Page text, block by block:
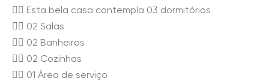
👉🏻 Esta bela casa contempla 03 dormitórios
👉🏻 02 Salas
👉🏻 02 Banheiros
👉🏻 02 Cozinhas
👉🏻 01 Área de serviço